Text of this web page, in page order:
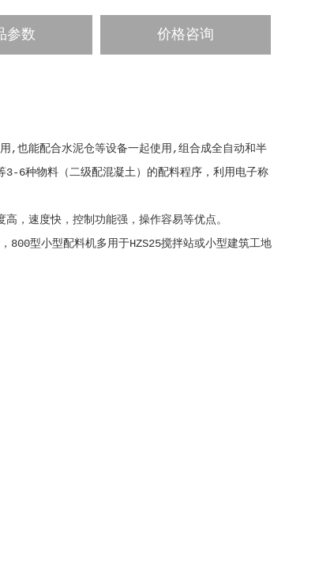
参数 价格咨询
,也能配合水泥仓等设备一起使用,组合成全自动和半
3-6种物料（二级配混凝土）的配料程序，利用电子称
，速度快，控制功能强，操作容易等优点。
800型小型配料机多用于HZS25搅拌站或小型建筑工地